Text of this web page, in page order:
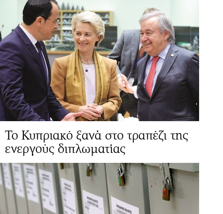
Το Κυπριακό ξανά στο τραπέζι της
ενεργούς διπλωματίας